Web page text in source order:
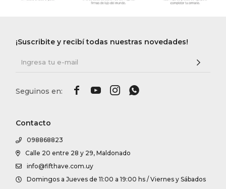
Contacto
098868823
Calle 20 entre 28 y 29, Maldonado
info@fifthave.com.uy
Domingos a Jueves de 11:00 a 19:00 hs / Viernes y Sábados
¡Suscribite y recibí todas nuestras novedades!
   